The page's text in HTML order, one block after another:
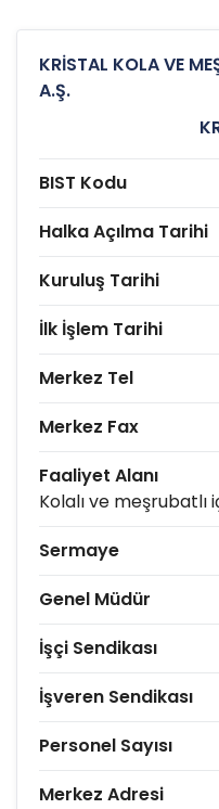
KRİSTAL KOLA VE
A.Ş.
BIST Kodu
Halka Açılma Tarihi
Kuruluş Tarihi
İlk İşlem Tarihi
Merkez Tel
Merkez Fax
Faaliyet Alanı
Kolalı ve
Sermaye
Genel Müdür
İşçi Sendikası
İşveren Sendikası
Personel Sayısı
Merkez Adresi